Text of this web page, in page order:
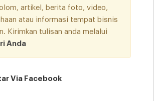
artikel, berita foto, video,
atau informasi tempat bisnis
Kirimkan tulisan anda melalui
Anda
Via Facebook